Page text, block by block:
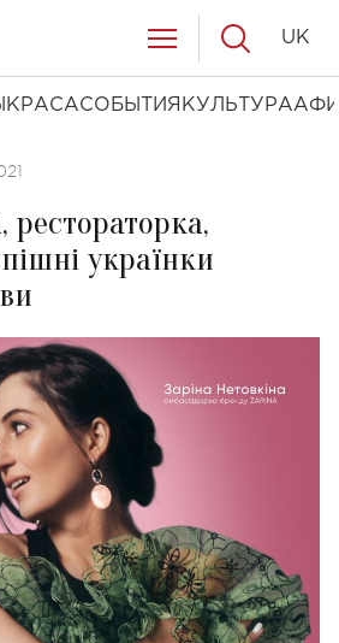
КРАСАСОБЫТИЯ КУЛЬТУРА
UK
українки